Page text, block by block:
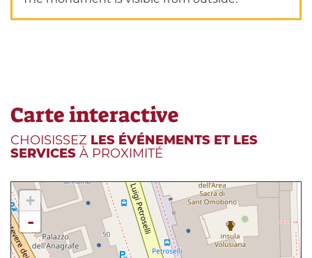
Carte interactive
CHOISISSEZ LES ÉVÉNEMENTS ET LES
SERVICES À PROXIMITÉ
+
-